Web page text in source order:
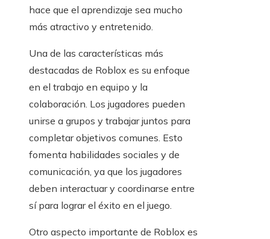
hace que el aprendizaje sea mucho
más atractivo y entretenido.
Una de las características más
destacadas de Roblox es su enfoque
en el trabajo en equipo y la
colaboración. Los jugadores pueden
unirse a grupos y trabajar juntos para
completar objetivos comunes. Esto
fomenta habilidades sociales y de
comunicación, ya que los jugadores
deben interactuar y coordinarse entre
sí para lograr el éxito en el juego.
Otro aspecto importante de Roblox es